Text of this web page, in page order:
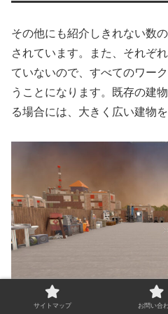
その他にも紹介しきれない数
されています。また、それぞ
ていないので、すべてのワー
うことになります。既存の建
る場合には、大きく広い建物
サイトマップ お問い合